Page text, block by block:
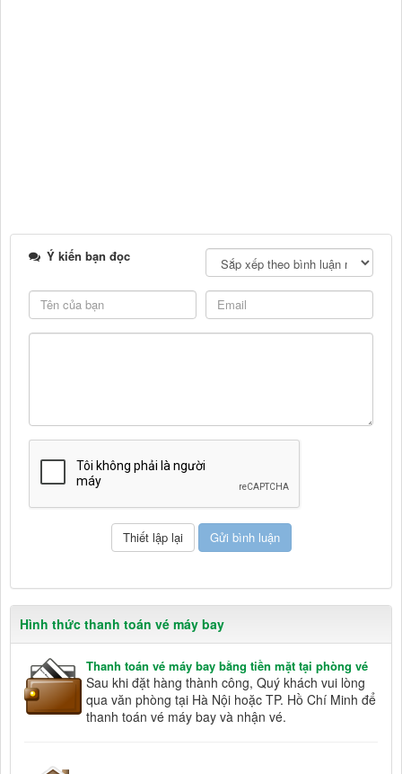
Ý kiến bạn đọc
Hình thức thanh toán vé máy bay
Thanh toán vé máy bay bằng tiền mặt tại phòng vé
Sau khi đặt hàng thành công, Quý khách vui lòng
qua văn phòng tại Hà Nội hoặc TP. Hồ Chí Minh để
thanh toán vé máy bay và nhận vé.